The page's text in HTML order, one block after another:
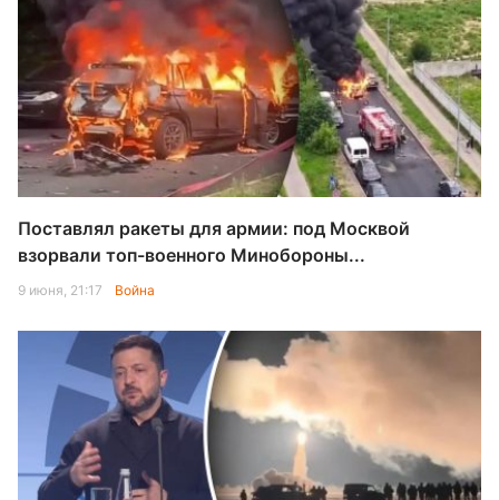
Поставлял ракеты для армии: под Москвой
взорвали топ-военного Минобороны...
9 июня, 21:17 Война